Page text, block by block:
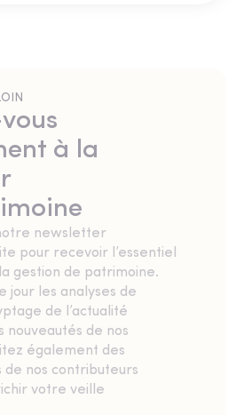
à la
newsletter
pour recevoir l’essentiel
gestion de patrimoine.
jour les analyses de
de l’actualité
nouveautés de nos
également des
de nos contributeurs
votre veille